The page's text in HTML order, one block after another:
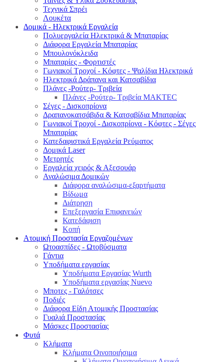
Τεχνικά Σπρέι
Λουκέτα
Δομικά - Ηλεκτρικά Εργαλεία
Πολυεργαλεία Ηλεκτρικά & Μπαταρίας
Διάφορα Εργαλεία Μπαταρίας
Μπουλονόκλειδα
Μπαταρίες - Φορτιστές
Γωνιακοί Τροχοί - Κόφτες - Ψαλίδια Ηλεκτρικά
Ηλεκτρικά Δράπανα και Κατσαβίδια
Πλάνες -Ρούτερ- Τριβεία
Πλάνες -Ρούτερ- Τριβεία MAKTEC
Σέγες - Δισκοπρίονα
Δραπανοκατσάβιδα & Κατσαβίδια Μπαταρίας
Γωνιακοί Τροχοί - Δισκοπρίονα - Κόφτες - Σέγες
Μπαταρίας
Κατεδαφιστικά Εργαλεία Ρεύματος
Δομικά Laser
Μετρητές
Εργαλεία χειρός & Αξεσουάρ
Αναλώσιμα Δομικών
Διάφορα αναλώσιμα-εξαρτήματα
Βίδωμα
Διάτρηση
Επεξεργασία Επιφανειών
Κατεδάφιση
Κοπή
Ατομική Προστασία Εργαζομένων
Ωτοασπίδες - Ωτοβύσματα
Γάντια
Υποδήματα εργασίας
Υποδήματα Εργασίας Wurth
Υποδήματα εργασίας Nuevo
Μποτες - Γαλότσες
Ποδιές
Διάφορα Είδη Ατομικής Προστασίας
Γυαλιά Προστασίας
Μάσκες Προστασίας
Φυτά
Κλήματα
Κλήματα Οινοποιήσιμα